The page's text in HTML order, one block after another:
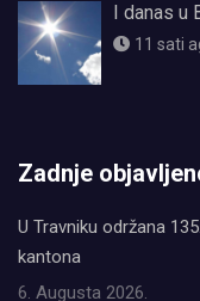
I danas
11 sati
Zadnje
U Travniku održana
kantona
6. Augusta 2026.